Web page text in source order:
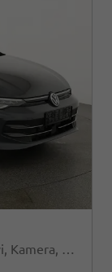
1.5 TSI eHybrid 150 kW VIII Style, Navi, Kamera, Side, LED-Plus